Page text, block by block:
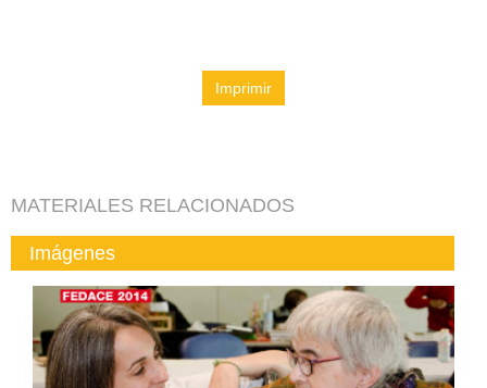
Imprimir
MATERIALES RELACIONADOS
Imágenes